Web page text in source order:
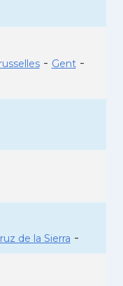
- Gent-
de la Sierra -